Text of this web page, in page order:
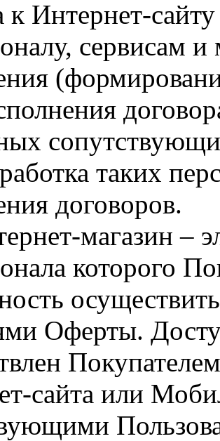
к Интернет-
сервисам и
таких
договоров.
магазин –
которого
Оферты.
сайта или